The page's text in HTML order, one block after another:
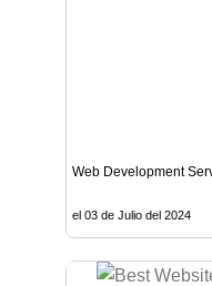
Web Development
el 03 de Julio del 2024